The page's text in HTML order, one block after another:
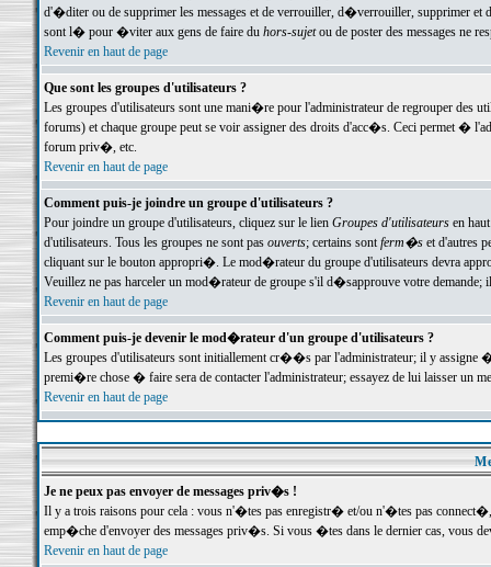
d'�diter ou de supprimer les messages et de verrouiller, d�verrouiller, supprimer
sont l� pour �viter aux gens de faire du hors-sujetou de poster des messages ne
Revenir en haut de page
Que sont les groupes d'utilisateurs ?
Les groupes d'utilisateurs sont une mani�re pour l'administrateur de regrouper des
forums) et chaque groupe peut se voir assigner des droits d'acc�s. Ceci permet
forum priv�, etc.
Revenir en haut de page
Comment puis-je joindre un groupe d'utilisateurs ?
Pour joindre un groupe d'utilisateurs, cliquez sur le lien Groupes d'utilisateursen haut
d'utilisateurs. Tous les groupes ne sont pas ouverts; certains sontferm�set d'autres
cliquant sur le bouton appropri�. Le mod�rateur du groupe d'utilisateurs devra
Veuillez ne pas harceler un mod�rateur de groupe s'il d�sapprouve votre demande;
Revenir en haut de page
Comment puis-je devenir le mod�rateur d'un groupe d'utilisateurs ?
Les groupes d'utilisateurs sont initiallement cr��s par l'administrateur; il y
premi�re chose � faire sera de contacter l'administrateur; essayez de lui laisser un
Revenir en haut de page
Je ne peux pas envoyer de messages priv�s !
Il y a trois raisons pour cela : vous n'�tes pas enregistr� et/ou n'�tes pas
emp�che d'envoyer des messages priv�s. Si vous �tes dans le dernier cas, vous
Revenir en haut de page